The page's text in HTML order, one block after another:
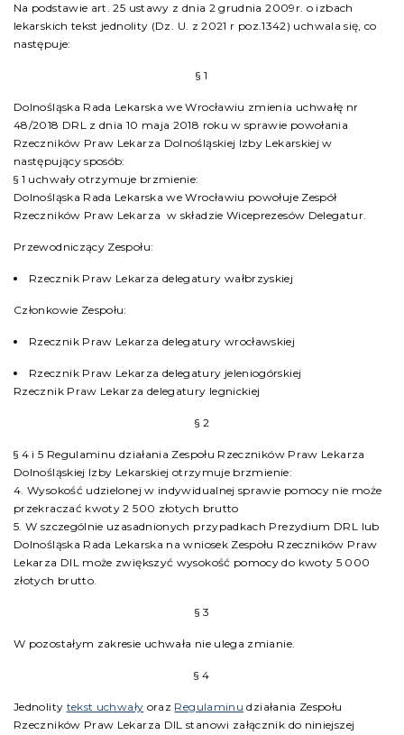
Na podstawie art. 25 ustawy z dnia 2 grudnia 2009r. o izbach
lekarskich tekst jednolity (Dz. U. z 2021 r poz.1342) uchwala się, co
następuje:
§ 1
Dolnośląska Rada Lekarska we Wrocławiu zmienia uchwałę nr
48/2018 DRL z dnia 10 maja 2018 roku w sprawie powołania
Rzeczników Praw Lekarza Dolnośląskiej Izby Lekarskiej w
następujący sposób:
§ 1 uchwały otrzymuje brzmienie:
Dolnośląska Rada Lekarska we Wrocławiu powołuje Zespół
Rzeczników Praw Lekarza w składzie Wiceprezesów Delegatur.
Przewodniczący Zespołu:
Rzecznik Praw Lekarza delegatury wałbrzyskiej
Członkowie Zespołu:
Rzecznik Praw Lekarza delegatury wrocławskiej
Rzecznik Praw Lekarza delegatury jeleniogórskiej
Rzecznik Praw Lekarza delegatury legnickiej
§ 2
§ 4 i 5 Regulaminu działania Zespołu Rzeczników Praw Lekarza
Dolnośląskiej Izby Lekarskiej otrzymuje brzmienie:
4. Wysokość udzielonej w indywidualnej sprawie pomocy nie może
przekraczać kwoty 2 500 złotych brutto
5. W szczególnie uzasadnionych przypadkach Prezydium DRL lub
Dolnośląska Rada Lekarska na wniosek Zespołu Rzeczników Praw
Lekarza DIL może zwiększyć wysokość pomocy do kwoty 5 000
złotych brutto.
§ 3
W pozostałym zakresie uchwała nie ulega zmianie.
§ 4
Jednolity tekst uchwały oraz Regulaminu działania Zespołu
Rzeczników Praw Lekarza DIL stanowi załącznik do niniejszej